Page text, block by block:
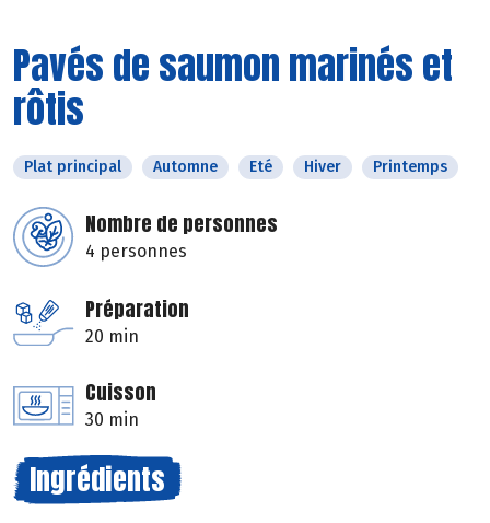
Pavés de saumon marinés et
rôtis
Plat principal Automne Eté Hiver Printemps
Nombre de personnes
4 personnes
Préparation
20 min
Cuisson
30 min
Ingrédients